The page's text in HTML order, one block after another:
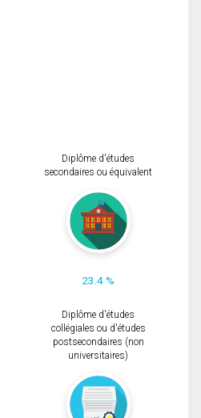
Diplôme d'études
secondaires ou équivalent
23.4 %
Diplôme d'études
collégiales ou d'études
postsecondaires (non
universitaires)